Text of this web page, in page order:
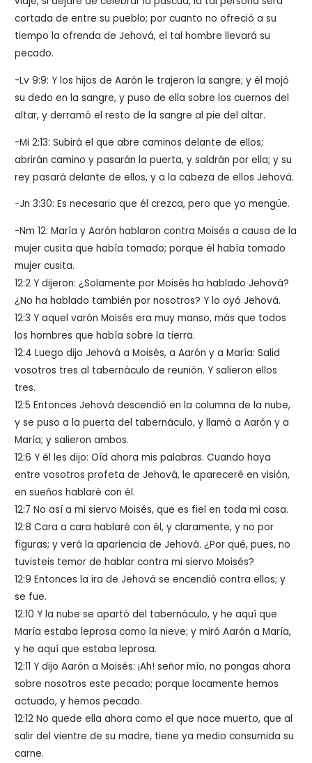
cortada de entre su pueblo; por cuanto no ofreció a su
tiempo la ofrenda de Jehová, el tal hombre llevará su
pecado.
-Lv 9:9: Y los hijos de Aarón le trajeron la sangre; y él mojó
su dedo en la sangre, y puso de ella sobre los cuernos del
altar, y derramó el resto de la sangre al pie del altar.
-Mi 2:13: Subirá el que abre caminos delante de ellos;
abrirán camino y pasarán la puerta, y saldrán por ella; y su
rey pasará delante de ellos, y a la cabeza de ellos Jehová.
-Jn 3:30: Es necesario que él crezca, pero que yo mengüe.
-Nm 12: María y Aarón hablaron contra Moisés a causa de la
mujer cusita que había tomado; porque él había tomado
mujer cusita.
12:2 Y dijeron: ¿Solamente por Moisés ha hablado Jehová?
¿No ha hablado también por nosotros? Y lo oyó Jehová.
12:3 Y aquel varón Moisés era muy manso, más que todos
los hombres que había sobre la tierra.
12:4 Luego dijo Jehová a Moisés, a Aarón y a María: Salid
vosotros tres al tabernáculo de reunión. Y salieron ellos
tres.
12:5 Entonces Jehová descendió en la columna de la nube,
y se puso a la puerta del tabernáculo, y llamó a Aarón y a
María; y salieron ambos.
12:6 Y él les dijo: Oíd ahora mis palabras. Cuando haya
entre vosotros profeta de Jehová, le apareceré en visión,
en sueños hablaré con él.
12:7 No así a mi siervo Moisés, que es fiel en toda mi casa.
12:8 Cara a cara hablaré con él, y claramente, y no por
figuras; y verá la apariencia de Jehová. ¿Por qué, pues, no
tuvisteis temor de hablar contra mi siervo Moisés?
12:9 Entonces la ira de Jehová se encendió contra ellos; y
se fue.
12:10 Y la nube se apartó del tabernáculo, y he aquí que
María estaba leprosa como la nieve; y miró Aarón a María,
y he aquí que estaba leprosa.
12:11 Y dijo Aarón a Moisés: ¡Ah! señor mío, no pongas ahora
sobre nosotros este pecado; porque locamente hemos
actuado, y hemos pecado.
12:12 No quede ella ahora como el que nace muerto, que al
salir del vientre de su madre, tiene ya medio consumida su
carne.